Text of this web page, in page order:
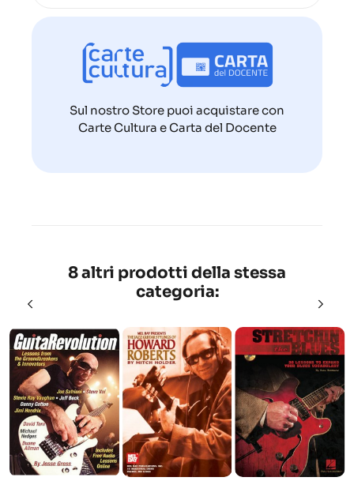
Sul nostro Store puoi acquistare con
Carte Cultura e Carta del Docente
8 altri prodotti della stessa
categoria: